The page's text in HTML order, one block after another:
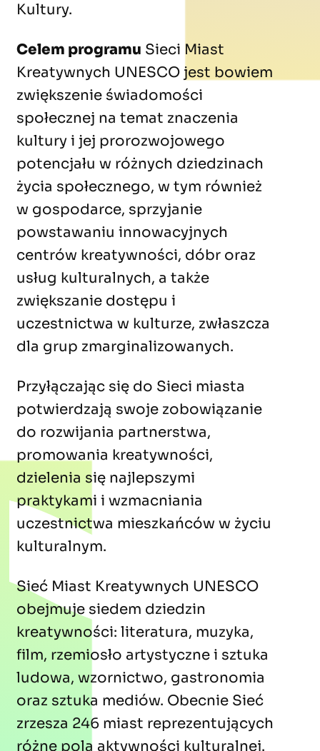
Kultury.
Celem programu Sieci Miast
Kreatywnych UNESCO jest bowiem
zwiększenie świadomości
społecznej na temat znaczenia
kultury i jej prorozwojowego
potencjału w różnych dziedzinach
życia społecznego, w tym również
w gospodarce, sprzyjanie
powstawaniu innowacyjnych
centrów kreatywności, dóbr oraz
usług kulturalnych, a także
zwiększanie dostępu i
uczestnictwa w kulturze, zwłaszcza
dla grup zmarginalizowanych.
Przyłączając się do Sieci miasta
potwierdzają swoje zobowiązanie
do rozwijania partnerstwa,
promowania kreatywności,
dzielenia się najlepszymi
praktykami i wzmacniania
uczestnictwa mieszkańców w życiu
kulturalnym.
Sieć Miast Kreatywnych UNESCO
obejmuje siedem dziedzin
kreatywności: literatura, muzyka,
film, rzemiosło artystyczne i sztuka
ludowa, wzornictwo, gastronomia
oraz sztuka mediów. Obecnie Sieć
zrzesza 246 miast reprezentujących
różne pola aktywności kulturalnej.